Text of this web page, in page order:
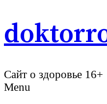
Skip
to
content
Сайт о здоровье 16+
Menu